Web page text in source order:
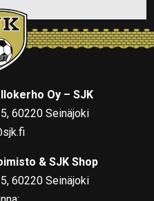
Oy – SJK
60220 Seinäjoki
& SJK Shop
60220 Seinäjoki